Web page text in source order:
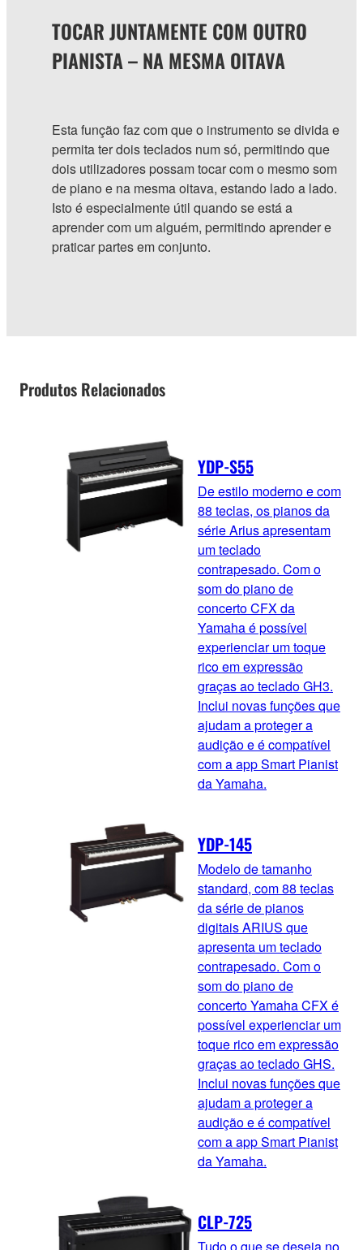
TOCAR JUNTAMENTE COM OUTRO
PIANISTA – NA MESMA OITAVA
Esta função faz com que o instrumento se divida e
permita ter dois teclados num só, permitindo que
dois utilizadores possam tocar com o mesmo som
de piano e na mesma oitava, estando lado a lado.
Isto é especialmente útil quando se está a
aprender com um alguém, permitindo aprender e
praticar partes em conjunto.
Produtos Relacionados
YDP-S55
De estilo moderno e com
88 teclas, os pianos da
série Arius apresentam
um teclado
contrapesado. Com o
som do piano de
concerto CFX da
Yamaha é possível
experienciar um toque
rico em expressão
graças ao teclado GH3.
Inclui novas funções que
ajudam a proteger a
audição e é compatível
com a app Smart Pianist
da Yamaha.
YDP-145
Modelo de tamanho
standard, com 88 teclas
da série de pianos
digitais ARIUS que
apresenta um teclado
contrapesado. Com o
som do piano de
concerto Yamaha CFX é
possível experienciar um
toque rico em expressão
graças ao teclado GHS.
Inclui novas funções que
ajudam a proteger a
audição e é compatível
com a app Smart Pianist
da Yamaha.
CLP-725
Tudo o que se deseja no